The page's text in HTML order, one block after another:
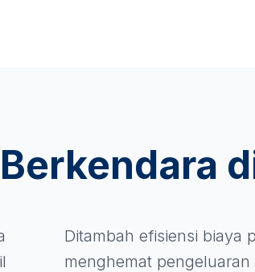
Ditambah efisiensi biaya
menghemat